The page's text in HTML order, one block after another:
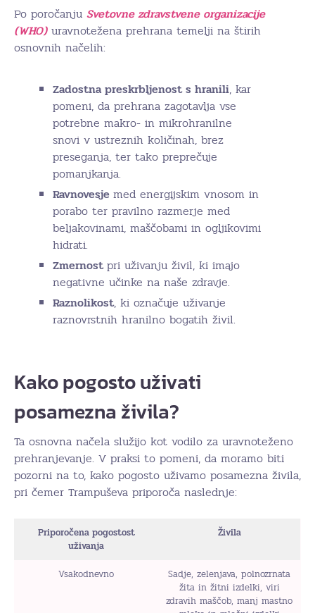
Po poročanju Svetovne zdravstvene organizacije
(WHO) uravnotežena prehrana temelji na štirih
osnovnih načelih:
Zadostna preskrbljenost s hranili, kar
pomeni, da prehrana zagotavlja vse
potrebne makro- in mikrohranilne
snovi v ustreznih količinah, brez
preseganja, ter tako preprečuje
pomanjkanja.
Ravnovesje med energijskim vnosom in
porabo ter pravilno razmerje med
beljakovinami, maščobami in ogljikovimi
hidrati.
Zmernostpri uživanju živil, ki imajo
negativne učinke na naše zdravje.
Raznolikost, ki označuje uživanje
raznovrstnih hranilno bogatih živil.
Kako pogosto uživati
posamezna živila?
Ta osnovna načela služijo kot vodilo za uravnoteženo
prehranjevanje. V praksi to pomeni, da moramo biti
pozorni na to, kako pogosto uživamo posamezna živila,
pri čemer Trampuševa priporoča naslednje:
Priporočena pogostost
uživanja
Živila
Vsakodnevno
Sadje, zelenjava, polnozrnata
žita in žitni izdelki, viri
zdravih maščob, manj mastno